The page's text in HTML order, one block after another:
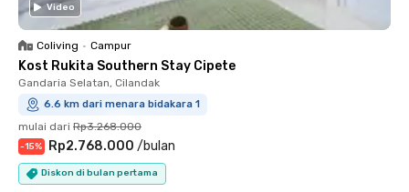
Video
Coliving • Campur
Kost Rukita Southern Stay Cipete
Gandaria Selatan, Cilandak
6.6 km dari menara bidakara 1
mulai dari Rp3.268.000
-15% Rp2.768.000 /bulan
Diskon di bulan pertama